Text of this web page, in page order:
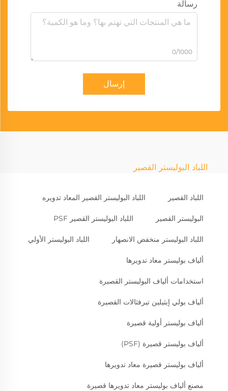
رسالة
0/1000
إرسال
اللباد البوليستر القصير
اللباد القصير اللباد البوليستر القصير المعاد تدويره
البوليستر القصير اللباد البوليستر القصير PSF
اللباد البوليستر منخفض الانصهار اللباد البوليستر الأولي
ألياف بوليستر معاد تدويرها
استخدامات ألياف البوليستر القصيرة
ألياف بولي إيثيلين تيرفثالات القصيرة
ألياف بوليستر أولية قصيرة
ألياف بوليستر قصيرة (PSF)
ألياف بوليستر قصيرة معاد تدويرها
مصنع ألياف بوليستر معاد تدويرها قصيرة